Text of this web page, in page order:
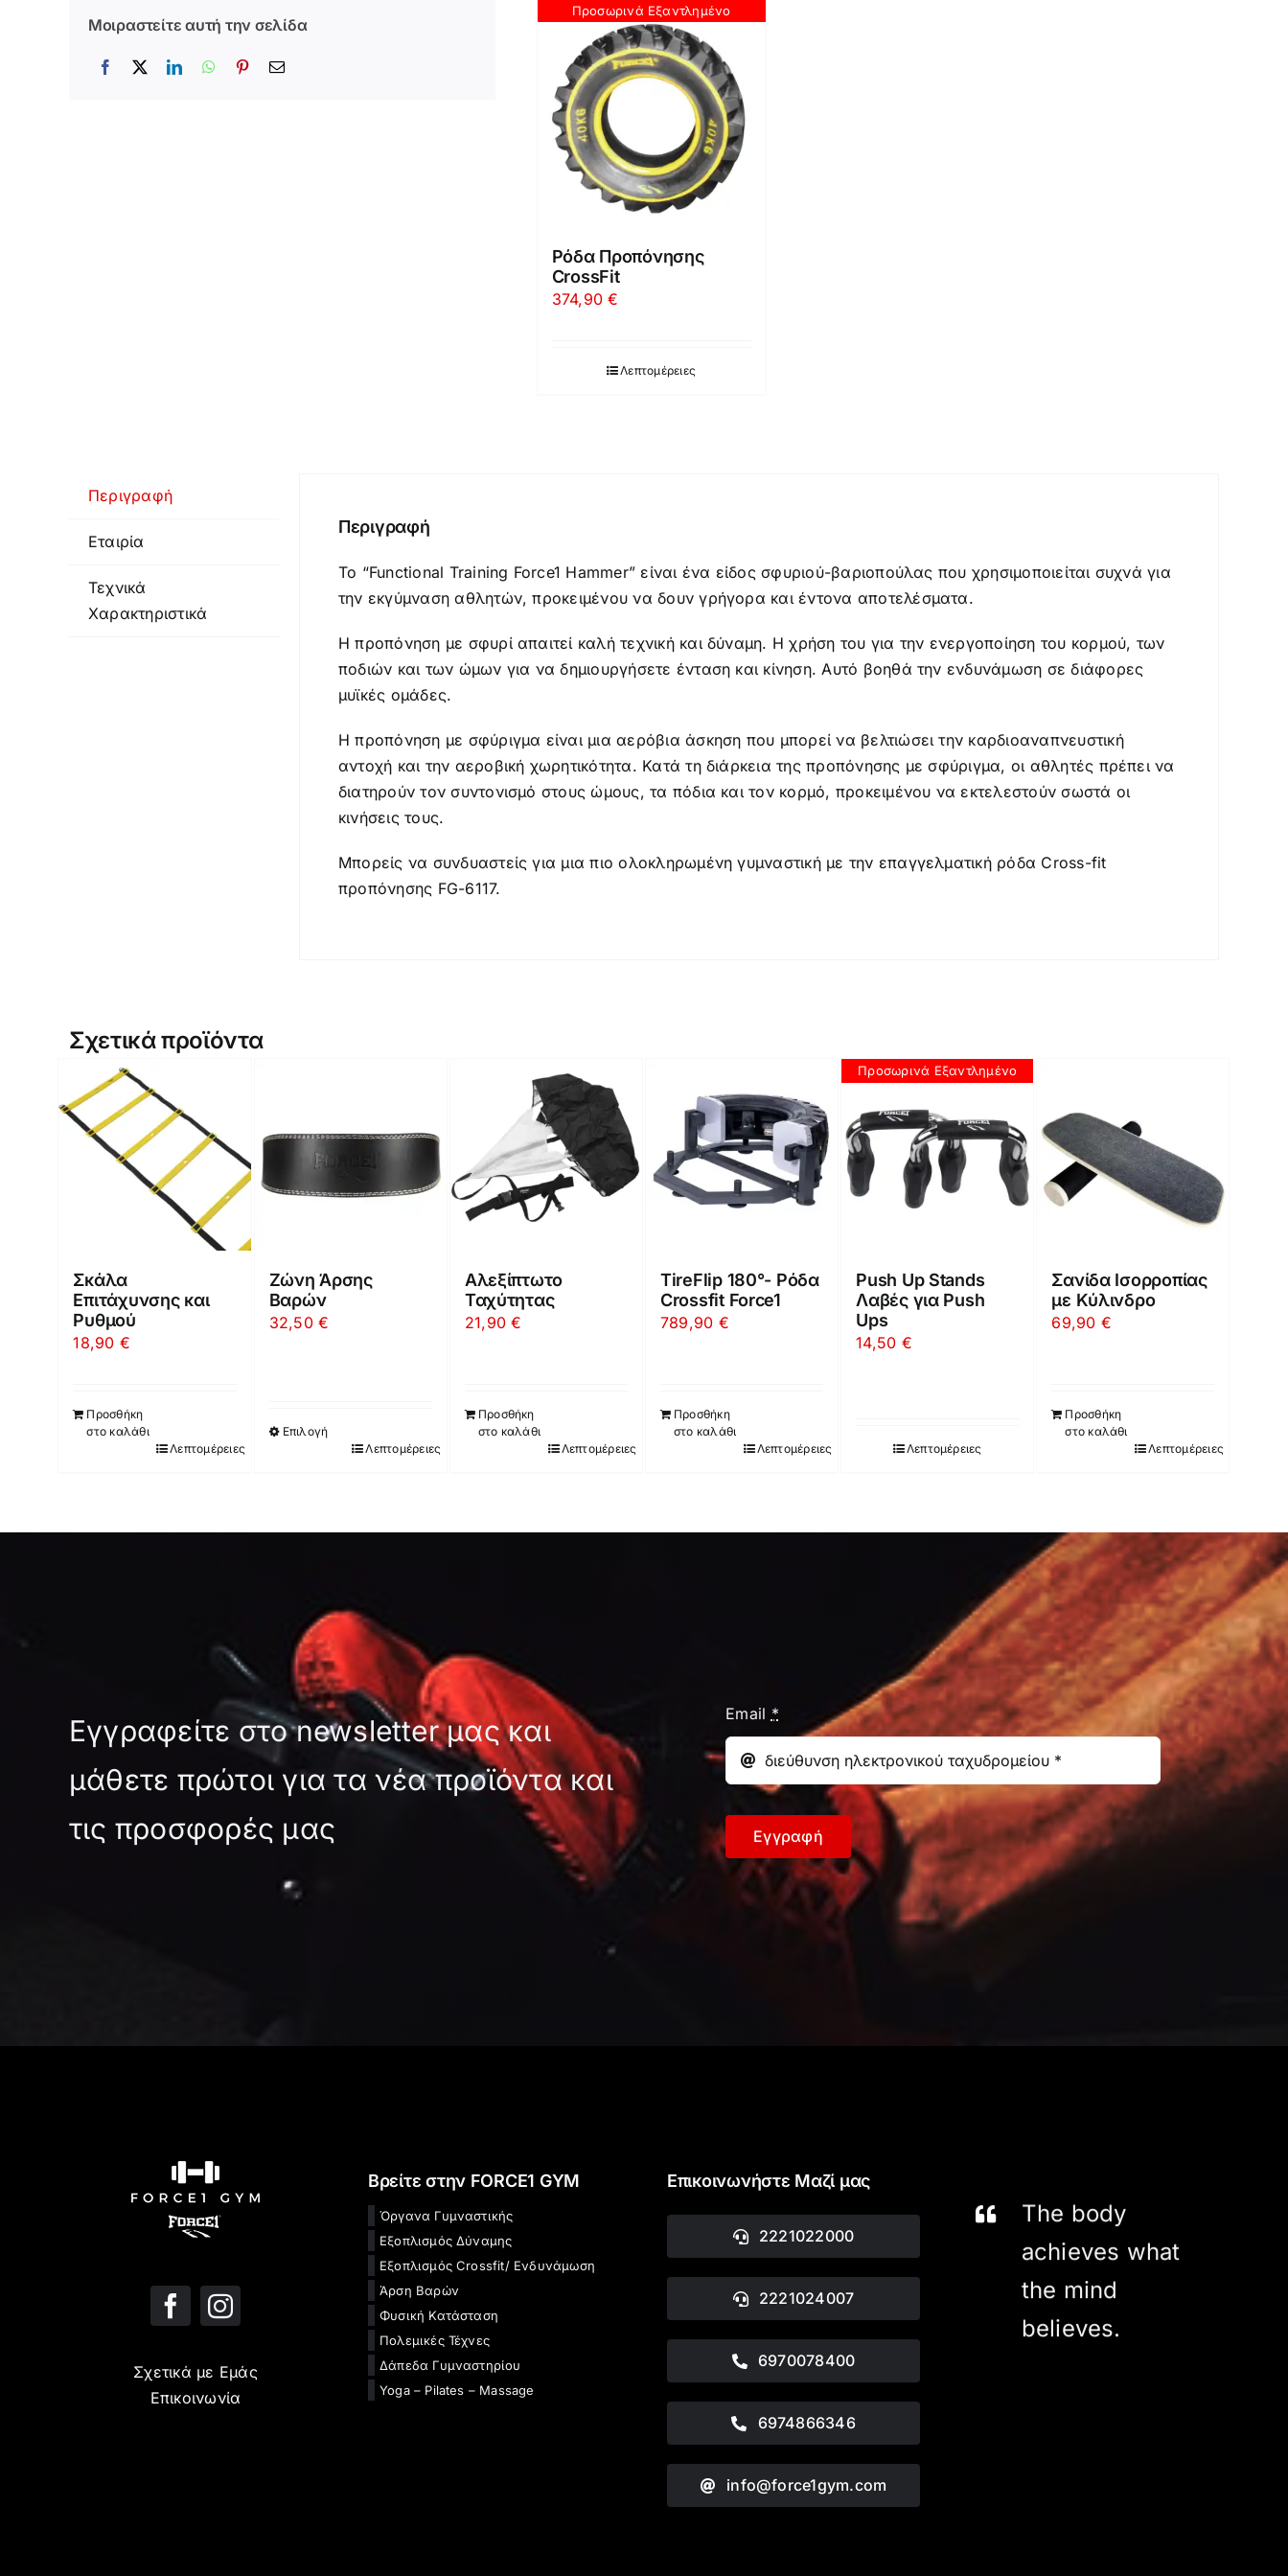
Μοιραστείτε αυτή την σελίδα
Προσωρινά Εξαντλημένο
Ρόδα Προπόνησης
CrossFit
374,90€
Λεπτομέρειες
Περιγραφή
Εταιρία
Τεχνικά
Χαρακτηριστικά
Περιγραφή
Το “Functional Training Force1 Hammer” είναι ένα είδος σφυριού-βαριοπούλας που χρησιμοποιείται συχνά για
την εκγύμναση αθλητών, προκειμένου να δουν γρήγορα και έντονα αποτελέσματα.
Η προπόνηση με σφυρί απαιτεί καλή τεχνική και δύναμη. Η χρήση του για την ενεργοποίηση του κορμού, των
ποδιών και των ώμων για να δημιουργήσετε ένταση και κίνηση. Αυτό βοηθά την ενδυνάμωση σε διάφορες
μυϊκές ομάδες.
Η προπόνηση με σφύριγμα είναι μια αερόβια άσκηση που μπορεί να βελτιώσει την καρδιοαναπνευστική
αντοχή και την αεροβική χωρητικότητα. Κατά τη διάρκεια της προπόνησης με σφύριγμα, οι αθλητές πρέπει να
διατηρούν τον συντονισμό στους ώμους, τα πόδια και τον κορμό, προκειμένου να εκτελεστούν σωστά οι
κινήσεις τους.
Μπορείς να συνδυαστείς για μια πιο ολοκληρωμένη γυμναστική με την επαγγελματική ρόδα Cross-fit
προπόνησης FG-6117.
Σχετικά προϊόντα
Σκάλα
Επιτάχυνσης και
Ρυθμού
18,90 €
Προσθήκη
στο καλάθι
Λεπτομέρειες
Ζώνη Άρσης
Βαρών
32,50€
Επιλογή
έχει
επιλογές
μπορούν
επιλεγούν
στη
σελίδα
του
Λεπτομέρειες
Αλεξίπτωτο
Ταχύτητας
21,90€
Προσθήκη
στο καλάθι
Λεπτομέρειες
TireFlip 180°- Ρόδα
Crossfit Force1
789,90 €
Προσθήκη
στο καλάθι
Λεπτομέρειες
Προσωρινά Εξαντλημένο
Push Up Stands
Λαβές για Push
Ups
14,50 €
Λεπτομέρειες
Σανίδα Ισορροπίας
με Κύλινδρο
69,90 €
Προσθήκη
στο καλάθι
Λεπτομέρειες
Εγγραφείτε στο newsletter μας και
μάθετε πρώτοι για τα νέα προϊόντα και
τις προσφορές μας
Email *
Εγγραφή
Σχετικά με Εμάς
Επικοινωνία
Βρείτε στην FORCE1 GYM
Όργανα Γυμναστικής
Εξοπλισμός Δύναμης
Εξοπλισμός Crossfit/ Ενδυνάμωση
Άρση Βαρών
Φυσική Κατάσταση
Πολεμικές Τέχνες
Δάπεδα Γυμναστηρίου
Yoga – Pilates – Massage
Επικοινωνήστε Μαζί μας
2221022000
2221024007
6970078400
6974866346
info@force1gym.com
The body
achieves what
the mind
believes.